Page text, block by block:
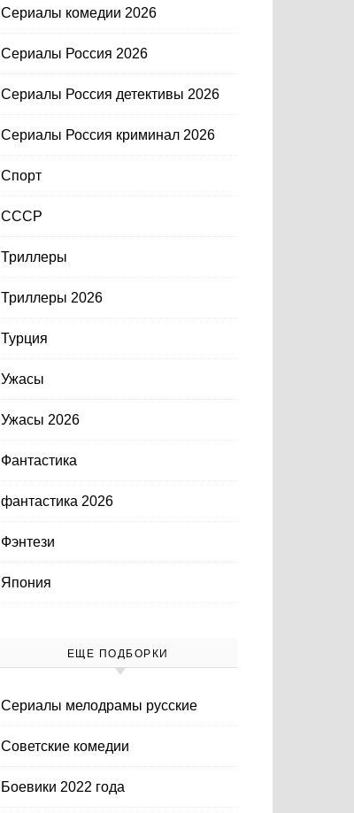
Сериалы комедии 2026
Сериалы Россия 2026
Сериалы Россия детективы 2026
Сериалы Россия криминал 2026
Спорт
СССР
Триллеры
Триллеры 2026
Турция
Ужасы
Ужасы 2026
Фантастика
фантастика 2026
Фэнтези
Япония
ЕЩЕ ПОДБОРКИ
Cериалы мелодрамы русские
Cоветские комедии
Боевики 2022 года